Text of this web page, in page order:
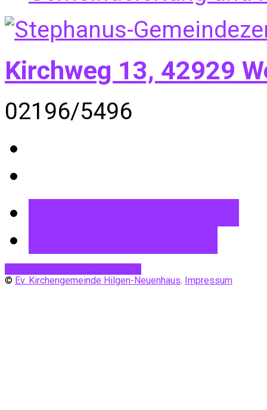
Kirchweg 13, 42929
02196/5496
© Ev. Kirchengemeinde Hilgen-Neuenhaus. Impressum